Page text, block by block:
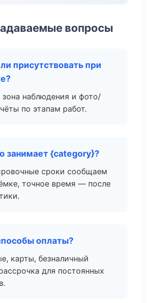
вопросы
присутствовать при
зона наблюдения и фото/
по этапам работ.
занимает {category}?
сроки сообщаем
точное время — после
оплаты?
карты, безналичный
для постоянных